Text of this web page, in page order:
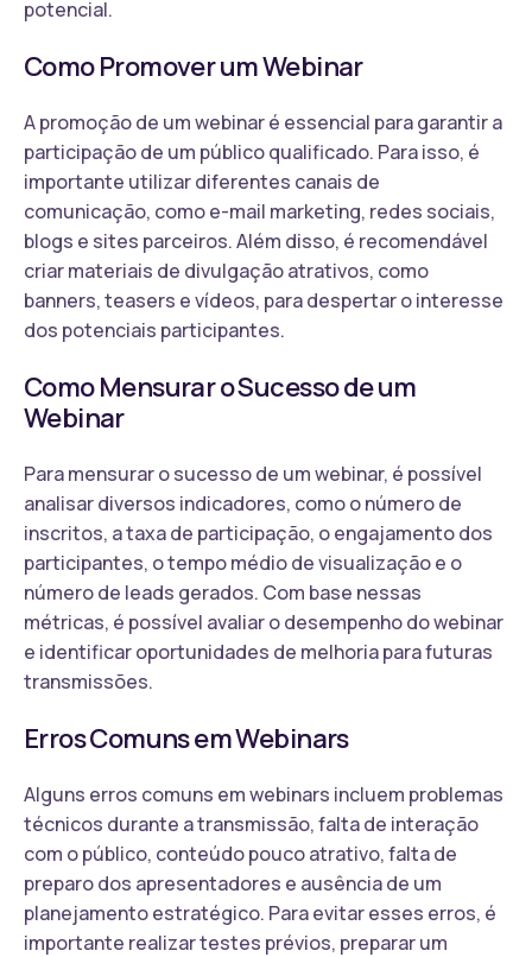
potencial.
Como Promover um Webinar
A promoção de um webinar é essencial para garantir a
participação de um público qualificado. Para isso, é
importante utilizar diferentes canais de
comunicação, como e-mail marketing, redes sociais,
blogs e sites parceiros. Além disso, é recomendável
criar materiais de divulgação atrativos, como
banners, teasers e vídeos, para despertar o interesse
dos potenciais participantes.
Como Mensurar o Sucesso de um
Webinar
Para mensurar o sucesso de um webinar, é possível
analisar diversos indicadores, como o número de
inscritos, a taxa de participação, o engajamento dos
participantes, o tempo médio de visualização e o
número de leads gerados. Com base nessas
métricas, é possível avaliar o desempenho do webinar
e identificar oportunidades de melhoria para futuras
transmissões.
Erros Comuns em Webinars
Alguns erros comuns em webinars incluem problemas
técnicos durante a transmissão, falta de interação
com o público, conteúdo pouco atrativo, falta de
preparo dos apresentadores e ausência de um
planejamento estratégico. Para evitar esses erros, é
importante realizar testes prévios, preparar um